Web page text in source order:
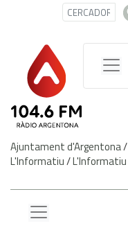
Ajuntament d'Argentona/
L'Informatiu/L'Informatiu